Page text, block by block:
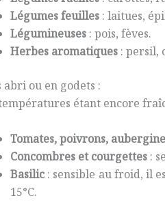
Légumes feuilles : laitues,
Légumineuses : pois, fèves.
Herbes aromatiques : persil,
abri ou en godets :
étant encore
Tomates, poivrons,
Concombres et courgettes :
Basilic : sensible au froid, il
15°C.